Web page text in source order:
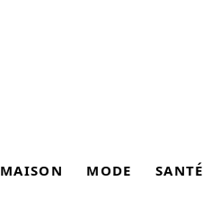
MAISON MODE SANTÉ